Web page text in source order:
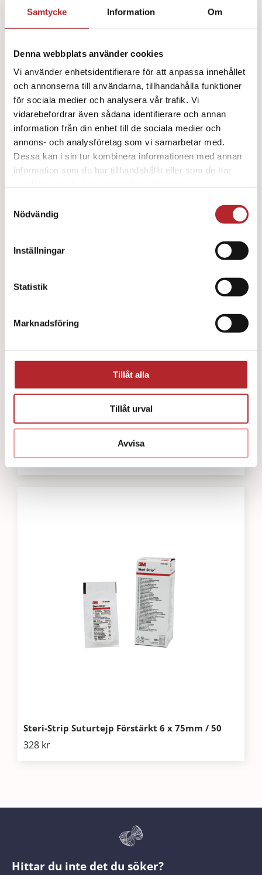
Samtycke Information Om
Denna webbplats använder cookies
Vi använder enhetsidentifierare för att anpassa innehållet
och annonserna till användarna, tillhandahålla funktioner
för sociala medier och analysera vår trafik. Vi
vidarebefordrar även sådana identifierare och annan
information från din enhet till de sociala medier och
annons- och analysföretag som vi samarbetar med.
Dessa kan i sin tur kombinera informationen med annan
information som du har tillhandahållit eller som de har
Nödvändig
Inställningar
Statistik
Marknadsföring
Tillåt alla
Tillåt urval
Avvisa
Cederroth Första Hjälpen-skåp Litet
2399kr
Allförband Snögg Uni Next 8 x 100cm
86kr
Steri-Strip Suturtejp Förstärkt 6 x 75mm / 50
328 kr
Hittar du inte det du söker?